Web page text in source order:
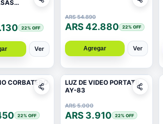
22% OFF
Ver
ARS 54.890
ARS 42.880 22% OFF
Agregar Ver
CORBATERO
22% OFF
LUZ DE VIDEO PORTATIL
AY-83
ARS 5.000
ARS 3.910 22% OFF